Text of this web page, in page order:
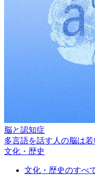
脳と認知症
多言語を話す人の脳は
文化・歴史
文化・歴史のすべ